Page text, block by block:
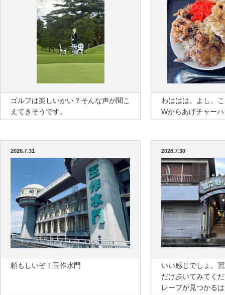
ゴルフは楽しいかい？そんな声が聞こ
えてきそうです。
わははは。よし、
Wからあげチャー
2026.7.31
頼もしいぞ！玉作水門
2026.7.30
いい感じでしょ。
だけ歩いてみてく
レープが見つかる